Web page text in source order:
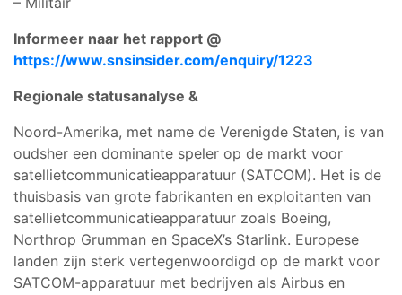
Informeer naar het rapport @
https://www.snsinsider.com/enquiry/1223
Regionale statusanalyse &
Noord-Amerika, met name de Verenigde Staten, is van
oudsher een dominante speler op de markt voor
satellietcommunicatieapparatuur (SATCOM). Het is de
thuisbasis van grote fabrikanten en exploitanten van
satellietcommunicatieapparatuur zoals Boeing,
Northrop Grumman en SpaceX’s Starlink. Europese
landen zijn sterk vertegenwoordigd op de markt voor
SATCOM-apparatuur met bedrijven als Airbus en